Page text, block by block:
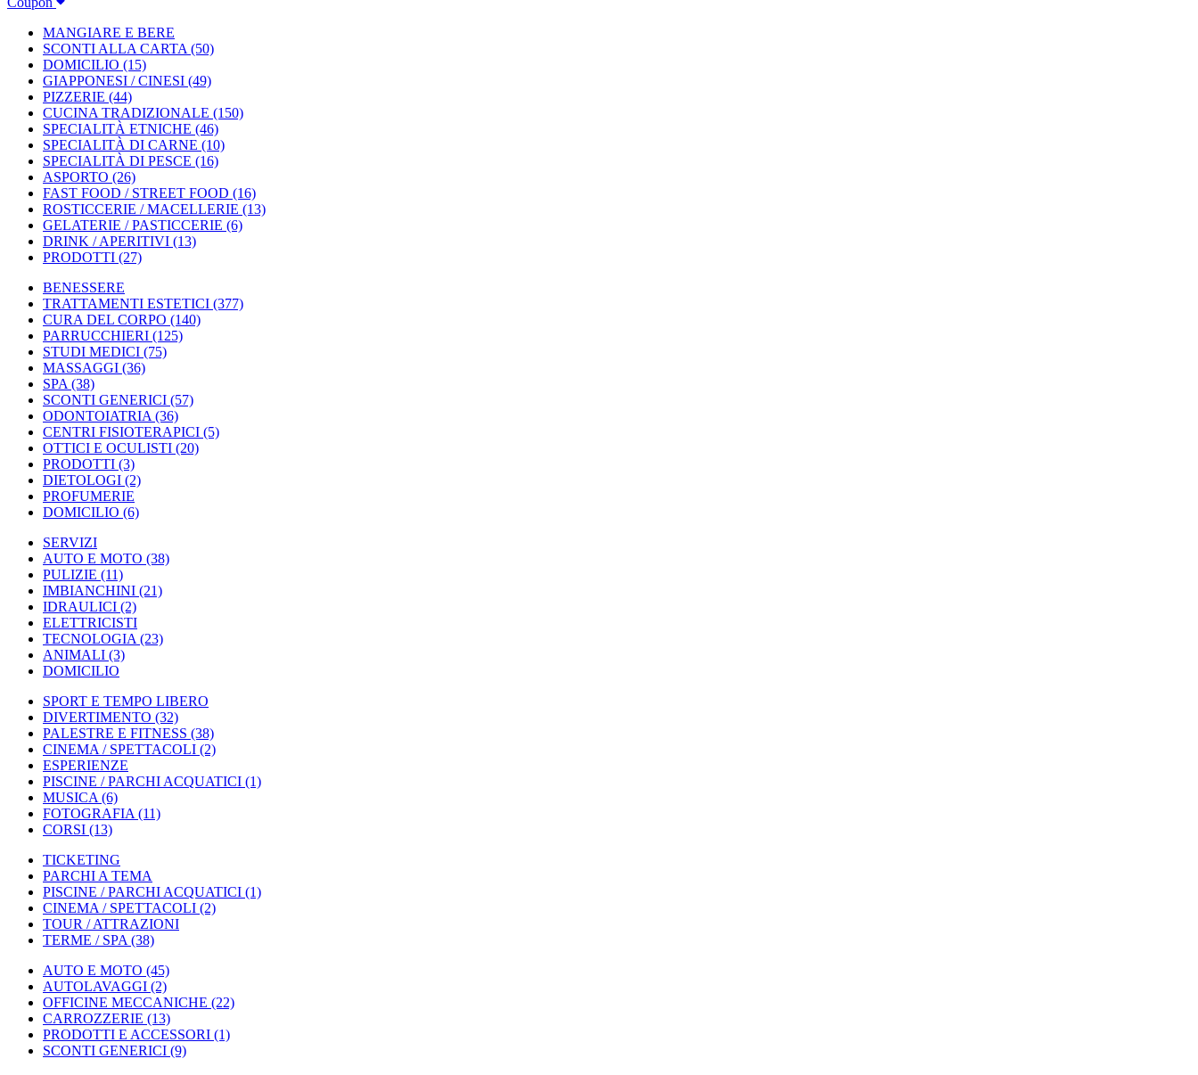
MANGIARE E BERE
SCONTI ALLA CARTA (50)
DOMICILIO (15)
GIAPPONESI / CINESI (49)
PIZZERIE (44)
CUCINA TRADIZIONALE (150)
SPECIALITÀ ETNICHE (46)
SPECIALITÀ DI CARNE (10)
SPECIALITÀ DI PESCE (16)
ASPORTO (26)
FAST FOOD / STREET FOOD (16)
ROSTICCERIE / MACELLERIE (13)
GELATERIE / PASTICCERIE (6)
DRINK / APERITIVI (13)
PRODOTTI (27)
BENESSERE
TRATTAMENTI ESTETICI (377)
CURA DEL CORPO (140)
PARRUCCHIERI (125)
STUDI MEDICI (75)
MASSAGGI (36)
SPA (38)
SCONTI GENERICI (57)
ODONTOIATRIA (36)
CENTRI FISIOTERAPICI (5)
OTTICI E OCULISTI (20)
PRODOTTI (3)
DIETOLOGI (2)
PROFUMERIE
DOMICILIO (6)
SERVIZI
AUTO E MOTO (38)
PULIZIE (11)
IMBIANCHINI (21)
IDRAULICI (2)
ELETTRICISTI
TECNOLOGIA (23)
ANIMALI (3)
DOMICILIO
SPORT E TEMPO LIBERO
DIVERTIMENTO (32)
PALESTRE E FITNESS (38)
CINEMA / SPETTACOLI (2)
ESPERIENZE
PISCINE / PARCHI ACQUATICI (1)
MUSICA (6)
FOTOGRAFIA (11)
CORSI (13)
TICKETING
PARCHI A TEMA
PISCINE / PARCHI ACQUATICI (1)
CINEMA / SPETTACOLI (2)
TOUR / ATTRAZIONI
TERME / SPA (38)
AUTO E MOTO (45)
AUTOLAVAGGI (2)
OFFICINE MECCANICHE (22)
CARROZZERIE (13)
PRODOTTI E ACCESSORI (1)
SCONTI GENERICI (9)